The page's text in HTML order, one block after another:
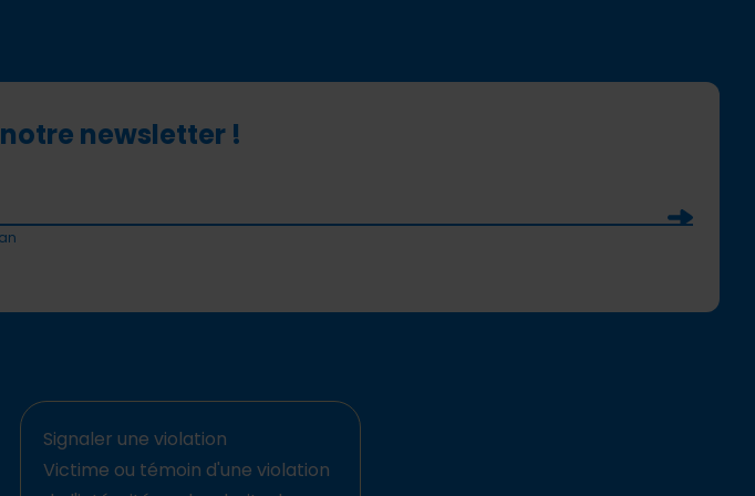
newsletter !
Soumettre
Signaler une violation
Victime ou témoin d'une violation